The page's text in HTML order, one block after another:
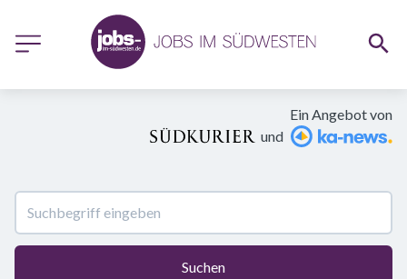
Ein Angebot von
und
Suchen